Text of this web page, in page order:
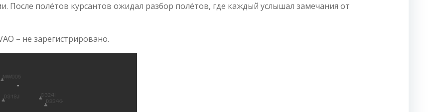
После полётов курсантов ожидал разбор полётов, где каждый услышал замечания от
– не зарегистрировано.